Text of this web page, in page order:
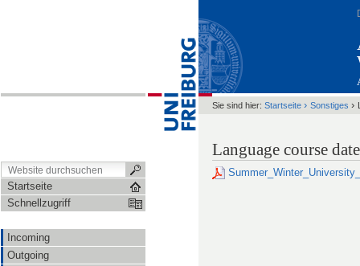
Startseite
Schnellzugriff
Incoming
Outgoing
Sie sind hier: Startseite › Sonstiges ›
Language course